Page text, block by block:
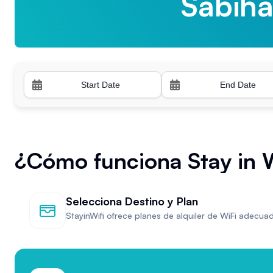
¿Cómo funciona Stay in
Selecciona Destino y Plan
StayinWifi ofrece planes de alquiler de WiFi